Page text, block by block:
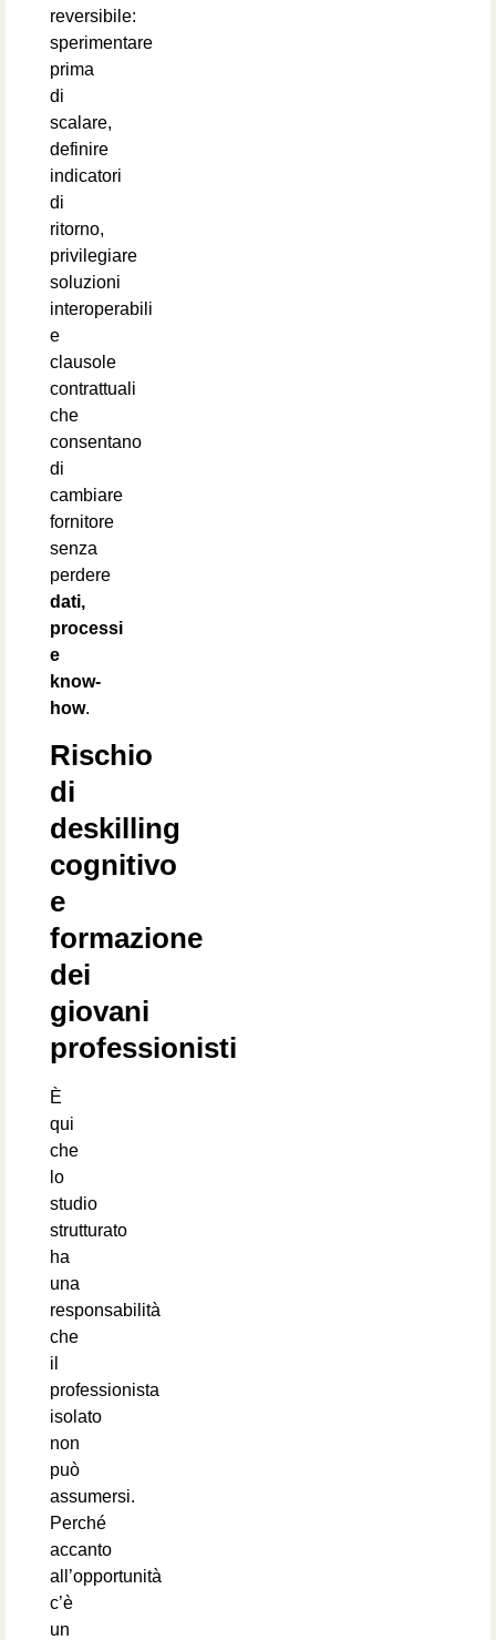
reversibile:
sperimentare
prima
di
scalare,
definire
indicatori
di
ritorno,
privilegiare
soluzioni
interoperabili
e
clausole
contrattuali
che
consentano
di
cambiare
fornitore
senza
perdere
dati,
processi
e
know-
how.
Rischio
di
deskilling
cognitivo
e
formazione
dei
giovani
professionisti
È
qui
che
lo
studio
strutturato
ha
una
responsabilità
che
il
professionista
isolato
non
può
assumersi.
Perché
accanto
all’opportunità
c’è
un